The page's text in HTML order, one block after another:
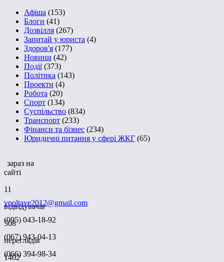
Афіша (153)
Блоги (41)
Дозвілля (267)
Запитай у юриста (4)
Здоров'я (177)
Новини (42)
Події(373)
Політика (143)
Проекти (4)
Робота (20)
Спорт (134)
Суспільство (834)
Транспорт (233)
Фінанси та бізнес (234)
Юридичні питання у сфері ЖКГ (65)
зараз на
сайті
11
відвідувачів
508
переглядів
1402
vpoltave2012@gmail.com
(095) 043-18-92
(067) 943-04-13
(066) 394-98-34